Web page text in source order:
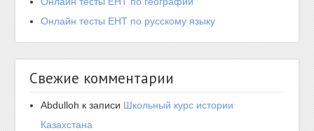
Онлайн тесты ЕНТ по русскому языку
Свежие комментарии
Abdulloh к записи Школьный курс истории
Казахстана